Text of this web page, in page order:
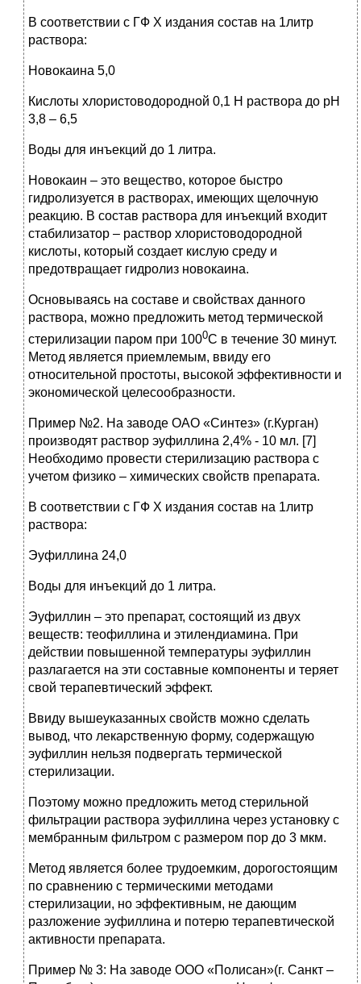
В соответствии с ГФ X издания состав на 1литр
раствора:
Новокаина 5,0
Кислоты хлористоводородной 0,1 Н раствора до рН
3,8 – 6,5
Воды для инъекций до 1 литра.
Новокаин – это вещество, которое быстро
гидролизуется в растворах, имеющих щелочную
реакцию. В состав раствора для инъекций входит
стабилизатор – раствор хлористоводородной
кислоты, который создает кислую среду и
предотвращает гидролиз новокаина.
Основываясь на составе и свойствах данного
раствора, можно предложить метод термической
стерилизации паром при 1000С в течение 30 минут.
Метод является приемлемым, ввиду его
относительной простоты, высокой эффективности и
экономической целесообразности.
Пример №2. На заводе ОАО «Синтез» (г.Курган)
производят раствор эуфиллина 2,4% - 10 мл. [7]
Необходимо провести стерилизацию раствора с
учетом физико – химических свойств препарата.
В соответствии с ГФ X издания состав на 1литр
раствора:
Эуфиллина 24,0
Воды для инъекций до 1 литра.
Эуфиллин – это препарат, состоящий из двух
веществ: теофиллина и этилендиамина. При
действии повышенной температуры эуфиллин
разлагается на эти составные компоненты и теряет
свой терапевтический эффект.
Ввиду вышеуказанных свойств можно сделать
вывод, что лекарственную форму, содержащую
эуфиллин нельзя подвергать термической
стерилизации.
Поэтому можно предложить метод стерильной
фильтрации раствора эуфиллина через установку с
мембранным фильтром с размером пор до 3 мкм.
Метод является более трудоемким, дорогостоящим
по сравнению с термическими методами
стерилизации, но эффективным, не дающим
разложение эуфиллина и потерю терапевтической
активности препарата.
Пример № 3: На заводе ООО «Полисан»(г. Санкт –